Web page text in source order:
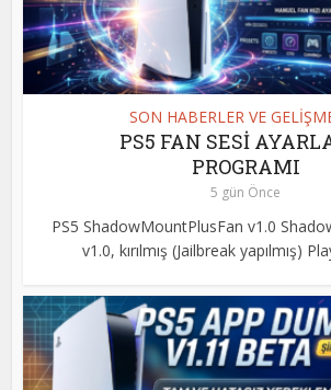
SON HABERLER VE
PS5 FAN SESİ
PROGRAMI
5 gün Önce
PS5 ShadowMountPlusFan v1.0
v1.0, kırılmış (Jailbreak yapılmış)